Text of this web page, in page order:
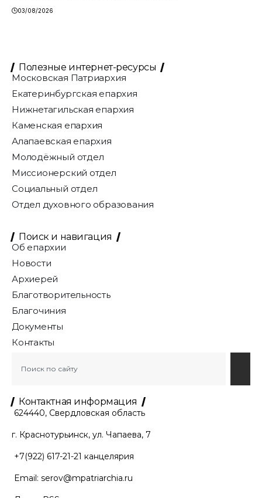
03/08/2026
Полезные интернет-ресурсы
Московская Патриархия
Екатеринбургская епархия
Нижнетагильская епархия
Каменская епархия
Алапаевская епархия
Молодёжный отдел
Миссионерский отдел
Социальный отдел
Отдел духовного образования
Поиск и навигация
Об епархии
Новости
Архиерей
Благотворительность
Благочиния
Документы
Контакты
Контактная информация
624440, Свердловская область
г. Краснотурьинск, ул. Чапаева, 7
+7(922) 617-21-21 канцелярия
Email: serov@mpatriarchia.ru